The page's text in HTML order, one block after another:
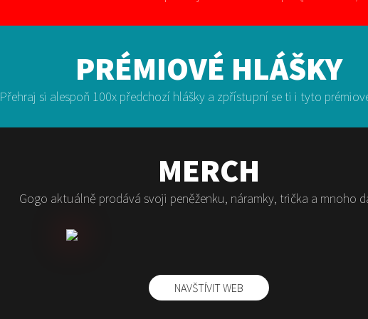
PRÉMIOVÉ HLÁŠKY
Přehraj si alespoň 100x předchozí hlášky a zpřístupní se ti i tyto
MERCH
Gogo aktuálně prodává svoji peněženku, náramky, trička a mnoho
NAVŠTÍVIT WEB